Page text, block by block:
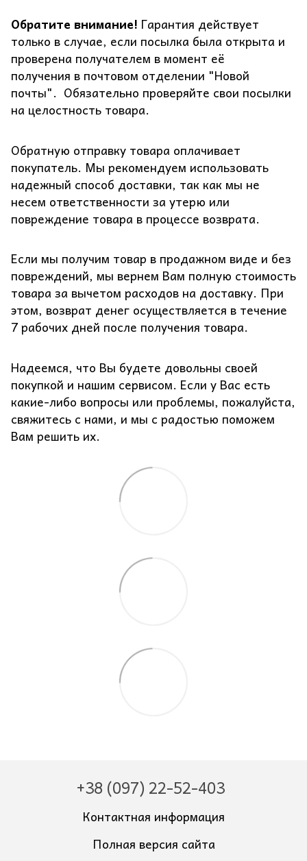
Обратите внимание! Гарантия действует
только в случае, если посылка была открыта и
проверена получателем в момент её
получения в почтовом отделении "Новой
почты". Обязательно проверяйте свои посылки
на целостность товара.
Обратную отправку товара оплачивает
покупатель. Мы рекомендуем использовать
надежный способ доставки, так как мы не
несем ответственности за утерю или
повреждение товара в процессе возврата.
Если мы получим товар в продажном виде и без
повреждений, мы вернем Вам полную стоимость
товара за вычетом расходов на доставку. При
этом, возврат денег осуществляется в течение
7 рабочих дней после получения товара.
Надеемся, что Вы будете довольны своей
покупкой и нашим сервисом. Если у Вас есть
какие-либо вопросы или проблемы, пожалуйста,
свяжитесь с нами, и мы с радостью поможем
Вам решить их.
+38 (097) 22-52-403
Контактная информация
Полная версия сайта